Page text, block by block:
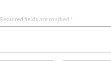
Required fields are marked *